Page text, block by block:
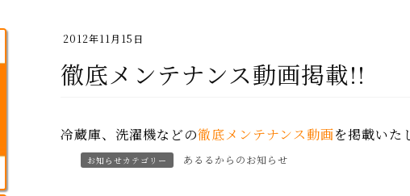
2012年11月15日
徹底メンテナンス動画掲載!!
冷蔵庫、洗濯機などの徹底メンテナンス動画を掲載いた
お知らせカテゴリー あるるからのお知らせ